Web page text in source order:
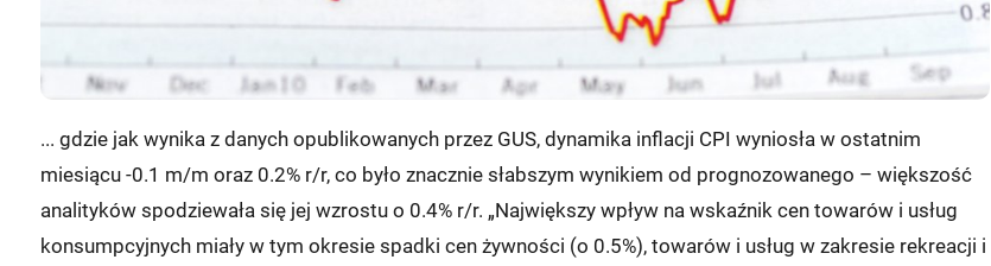
... gdzie jak wynika z danych opublikowanych przez GUS, dynamika inflacji CPI wyniosła w ostatnim
miesiącu -0.1 m/m oraz 0.2% r/r, co było znacznie słabszym wynikiem od prognozowanego – większość
analityków spodziewała się jej wzrostu o 0.4% r/r. „Największy wpływ na wskaźnik cen towarów i usług
konsumpcyjnych miały w tym okresie spadki cen żywności (o 0.5%), towarów i usług w zakresie rekreacji i